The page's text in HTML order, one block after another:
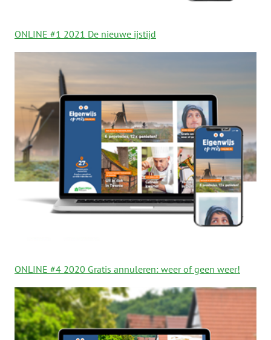
ONLINE #1 2021 De nieuwe ijstijd
ONLINE #4 2020 Gratis annuleren: weer of geen weer!